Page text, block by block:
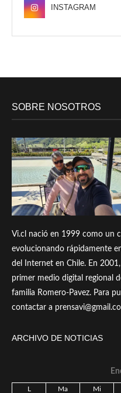
INSTAGRAM
SOBRE NOSOTROS
Vi.cl nació en 1999 como un
evolucionando rápidamente
del Internet en Chile. En
primer medio digital regional
familia Romero-Pavez. Para
contactar a
ARCHIVO DE NOTICIAS
L Ma Mi